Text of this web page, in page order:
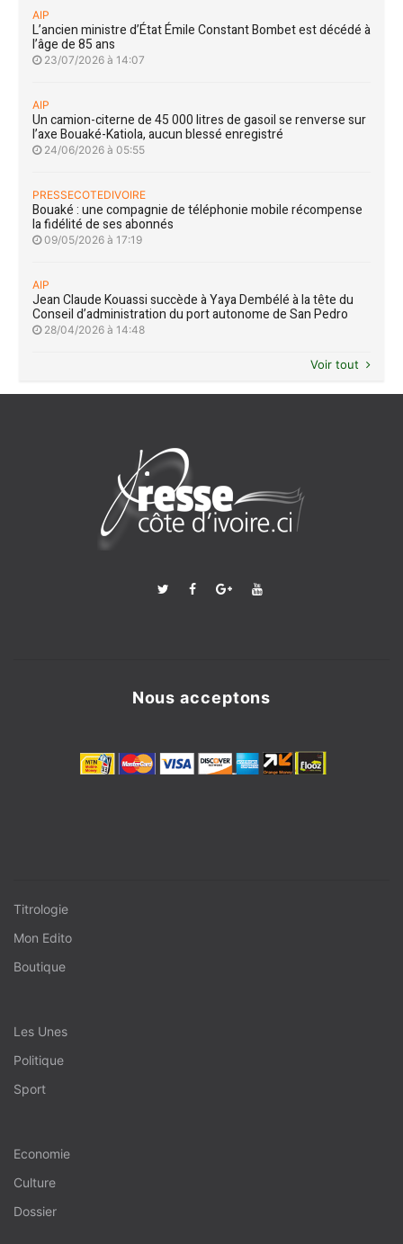
AIP
L’ancien ministre d’État Émile Constant Bombet est décédé à
l’âge de 85 ans
23/07/2026 à 14:07
AIP
Un camion-citerne de 45 000 litres de gasoil se renverse sur
l’axe Bouaké-Katiola, aucun blessé enregistré
24/06/2026 à 05:55
PRESSECOTEDIVOIRE
Bouaké : une compagnie de téléphonie mobile récompense
la fidélité de ses abonnés
09/05/2026 à 17:19
AIP
Jean Claude Kouassi succède à Yaya Dembélé à la tête du
Conseil d’administration du port autonome de San Pedro
28/04/2026 à 14:48
Voir tout
Nous acceptons
Titrologie
Mon Edito
Boutique
Les Unes
Politique
Sport
Economie
Culture
Dossier